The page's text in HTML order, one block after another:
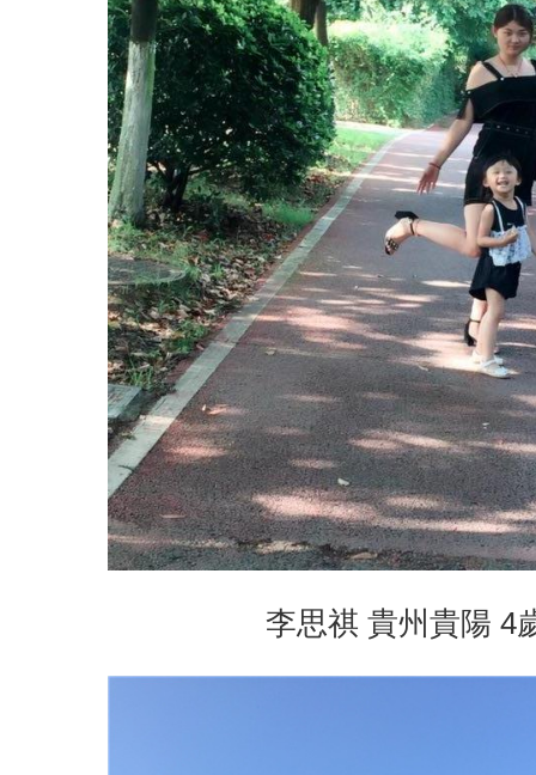
李思祺 貴州貴陽 4